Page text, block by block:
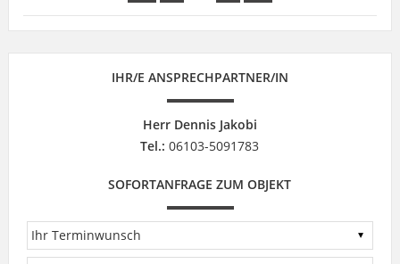
IHR/E ANSPRECHPARTNER/IN
Herr Dennis Jakobi
Tel.: 06103-5091783
SOFORTANFRAGE ZUM OBJEKT